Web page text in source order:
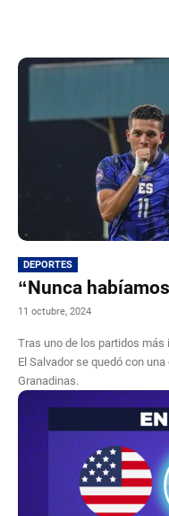
DEPORTES
“Nunca
11 octubre, 2024
Tras uno de los partidos
El Salvador se quedó con
Granadinas.